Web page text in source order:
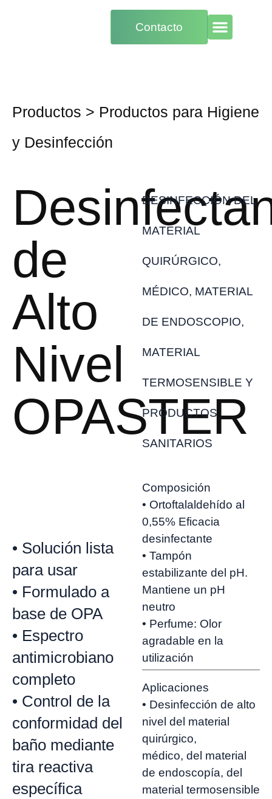
Contacto
Productos > Productos para Higiene
y Desinfección
de
Alto
Nivel
OPASTER
• Solución lista
para usar
• Formulado a
base de OPA
• Espectro
antimicrobiano
completo
• Control de la
conformidad del
baño mediante
tira reactiva
específica
DESINFECCIÓN DEL
MATERIAL
QUIRÚRGICO,
MÉDICO, MATERIAL
DE ENDOSCOPIO,
MATERIAL
TERMOSENSIBLE Y
PRODUCTOS
SANITARIOS
Composición
• Ortoftalaldehído al
0,55% Eficacia
desinfectante
• Tampón
estabilizante del pH.
Mantiene un pH
neutro
• Perfume: Olor
agradable en la
utilización
Aplicaciones
• Desinfección de alto
nivel del material
quirúrgico,
médico, del material
de endoscopía, del
material termosensible